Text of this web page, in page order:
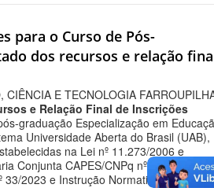
para o Curso de Pós-
dos recursos e relação
E TECNOLOGIA
e Relação Final de Inscrições
graduação Especialização em
Universidade Aberta do Brasil (UAB),
na Lei nº 11.273/2006 e
Conjunta CAPES/CNPq nº 02/2014;
2023 e Instrução Normativa nº 2/2017.